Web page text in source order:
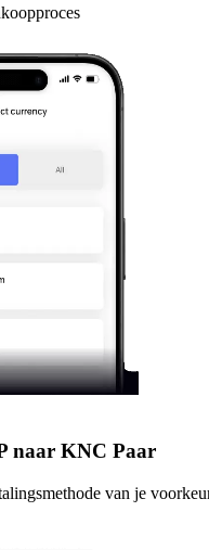
naar KNC Paar
van je